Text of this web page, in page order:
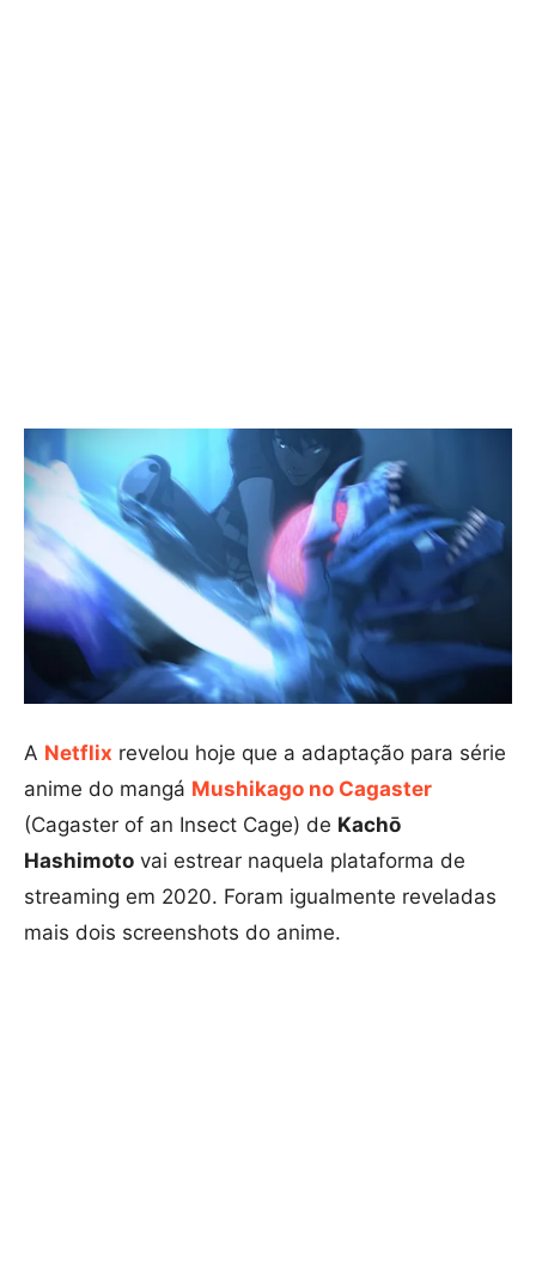
A Netflix revelou hoje que a adaptação para série
anime do mangá Mushikago no Cagaster
(Cagaster of an Insect Cage) de Kachō
Hashimoto vai estrear naquela plataforma de
streaming em 2020. Foram igualmente reveladas
mais dois screenshots do anime.